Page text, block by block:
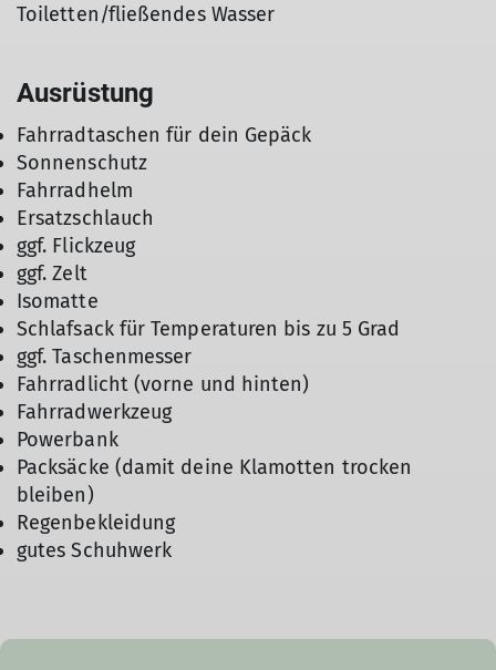
Toiletten/fließendes Wasser
Ausrüstung
Fahrradtaschen für dein Gepäck
Sonnenschutz
Fahrradhelm
Ersatzschlauch
ggf. Flickzeug
ggf. Zelt
Isomatte
Schlafsack für Temperaturen bis zu 5 Grad
ggf. Taschenmesser
Fahrradlicht (vorne und hinten)
Fahrradwerkzeug
Powerbank
Packsäcke (damit deine Klamotten trocken
bleiben)
Regenbekleidung
gutes Schuhwerk